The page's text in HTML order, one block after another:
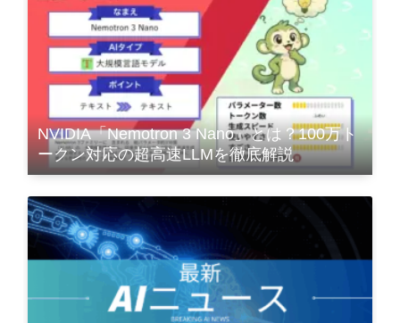
NVIDIA「Nemotron 3 Nano」とは？100万ト
ークン対応の超高速LLMを徹底解説